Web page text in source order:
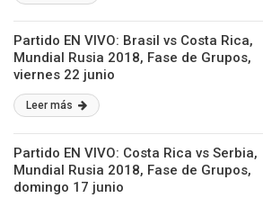
Partido EN VIVO: Brasil vs Costa Rica,
Mundial Rusia 2018, Fase de Grupos,
viernes 22 junio
Leer más
Partido EN VIVO: Costa Rica vs Serbia,
Mundial Rusia 2018, Fase de Grupos,
domingo 17 junio